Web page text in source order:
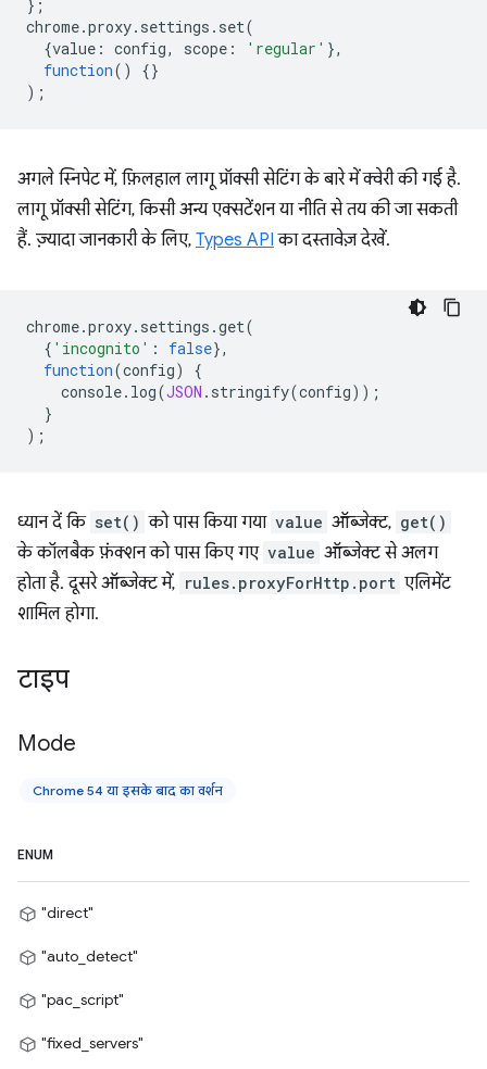
};
chrome.proxy. settings . set(
{value : config, scope : 'regular' },
function()
{}
);
अगले स्निपेट में, फ़िलहाल लागू प्रॉक्सी सेटिंग के बारे में क्वेरी की गई है.
लागू प्रॉक्सी सेटिंग, किसी अन्य एक्सटेंशन या नीति से तय की जा सकती
हैं. ज़्यादा जानकारी के लिए, Types API का दस्तावेज़ देखें.
chrome.proxy. settings .get(
{ 'incognito' : false},
function(config)
{
console. log(JSON . stringify(config));
}
);
ध्यान दें कि set() को पास किया गया value ऑब्जेक्ट, get()
के कॉलबैक फ़ंक्शन को पास किए गए value ऑब्जेक्ट से अलग
होता है. दूसरे ऑब्जेक्ट में, rules.proxyForHttp.port एलिमेंट
शामिल होगा.
टाइप
Mode
Chrome 54 या इसके बाद का वर्शन
ENUM
"direct"
"auto_detect"
"pac_script"
"fixed_servers"